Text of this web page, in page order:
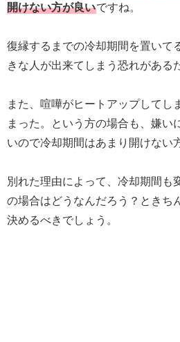
開けない方が良いですね。
復縁するまでの冷却期間を置いて
きな人が出来てしまう恐れがある
また、喧嘩がヒートアップしてし
まった。という方の場合も、嫌い
いので冷却期間はあまり開けない
別れた理由によって、冷却期間も
の場合はどうなんだろう？ときち
決めるべきでしょう。